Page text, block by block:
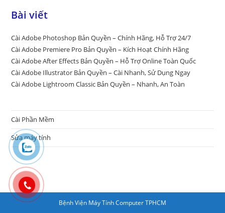
Bài viết
Cài Adobe Photoshop Bản Quyền – Chính Hãng, Hỗ Trợ 24/7
Cài Adobe Premiere Pro Bản Quyền – Kích Hoạt Chính Hãng
Cài Adobe After Effects Bản Quyền – Hỗ Trợ Online Toàn Quốc
Cài Adobe Illustrator Bản Quyền – Cài Nhanh, Sử Dụng Ngay
Cài Adobe Lightroom Classic Bản Quyền – Nhanh, An Toàn
Cài Phần Mềm
Sửa máy tính
Bệnh Viện Máy Tính Computer TPHCM